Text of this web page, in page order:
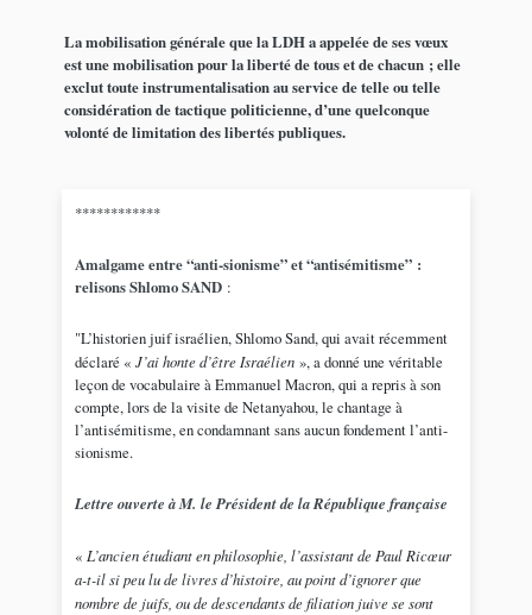
La mobilisation générale que la LDH a appelée de ses vœux
est une mobilisation pour la liberté de tous et de chacun ; elle
exclut toute instrumentalisation au service de telle ou telle
considération de tactique politicienne, d’une quelconque
volonté de limitation des libertés publiques.
************
Amalgame entre “anti-sionisme” et “antisémitisme” :
relisons Shlomo SAND:
"L’historien juif israélien, Shlomo Sand, qui avait récemment
déclaré « J’ai honte d’être Israélien», a donné une véritable
leçon de vocabulaire à Emmanuel Macron, qui a repris à son
compte, lors de la visite de Netanyahou, le chantage à
l’antisémitisme, en condamnant sans aucun fondement l’anti-
sionisme.
Lettre ouverte à M. le Président de la République française
« L’ancien étudiant en philosophie, l’assistant de Paul Ricœur
a-t-il si peu lu de livres d’histoire, au point d’ignorer que
nombre de juifs, ou de descendants de filiation juive se sont